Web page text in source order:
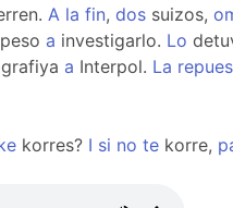
A la fin, dos suizos,
a investigarlo. Lo
a Interpol. La
korres? I si no te korre,